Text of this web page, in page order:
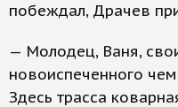
побеждал, Драчев
— Молодец, Ваня,
новоиспеченного
Здесь трасса